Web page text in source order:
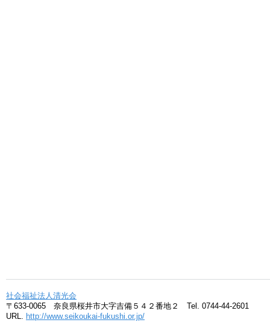
社会福祉法人清光会
〒633-0065 奈良県桜井市大字吉備５４２番地２ Tel. 0744-44-2601
URL. http://www.seikoukai-fukushi.or.jp/